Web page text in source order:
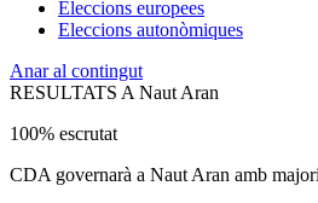
Eleccions europees
Eleccions autonòmiques
Anar al contingut
RESULTATS A Naut Aran
100% escrutat
CDA governarà a Naut Aran amb